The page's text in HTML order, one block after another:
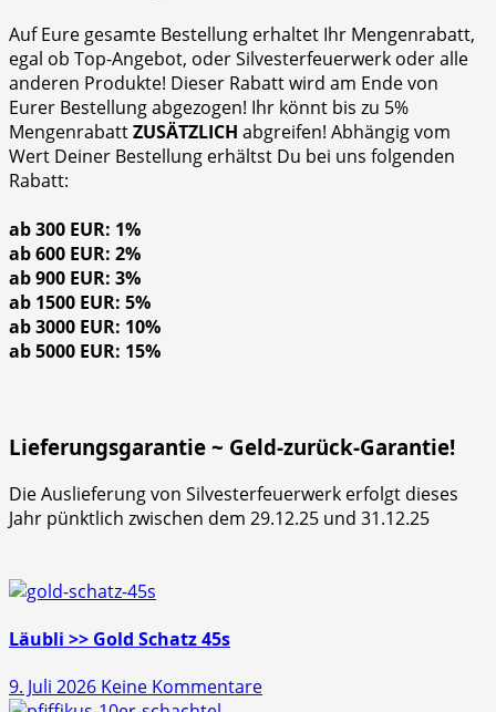
Auf Eure gesamte Bestellung erhaltet Ihr Mengenrabatt,
egal ob Top-Angebot, oder Silvesterfeuerwerk oder alle
anderen Produkte! Dieser Rabatt wird am Ende von
Eurer Bestellung abgezogen! Ihr könnt bis zu 5%
MengenrabattZUSÄTZLICH abgreifen! Abhängig vom
Wert Deiner Bestellung erhältst Du bei uns folgenden
Rabatt:
ab 300 EUR: 1%
ab 600 EUR: 2%
ab 900 EUR: 3%
ab 1500 EUR: 5%
ab 3000 EUR: 10%
ab 5000 EUR: 15%
Lieferungsgarantie ~ Geld-zurück-Garantie!
Die Auslieferung von Silvesterfeuerwerk erfolgt dieses
Jahr pünktlich zwischen dem 29.12.25 und 31.12.25
Läubli >> Gold Schatz 45s
9. Juli 2026 Keine Kommentarezu